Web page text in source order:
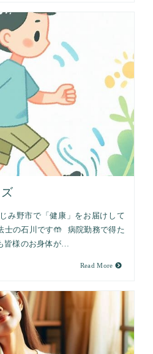
み野市で「健康」をお届けして
士の石川です🤲 病院勤務で得た
皆様のお身体が…
Read More